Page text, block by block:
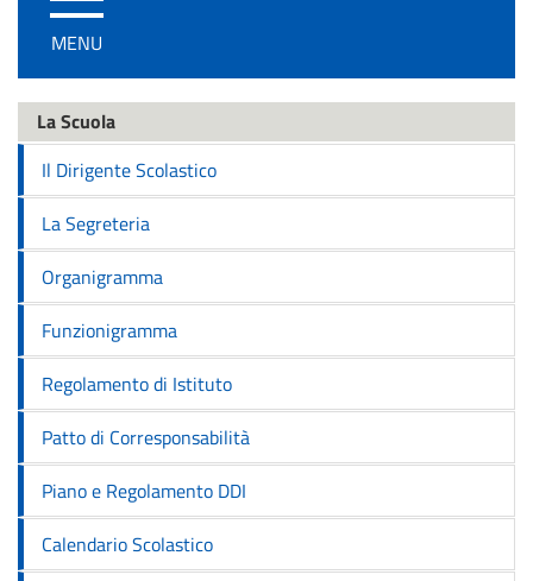
/
disattiva
navigazione
MENU
La Scuola
Il Dirigente Scolastico
La Segreteria
Organigramma
Funzionigramma
Regolamento di Istituto
Patto di Corresponsabilità
Piano e Regolamento DDI
Calendario Scolastico